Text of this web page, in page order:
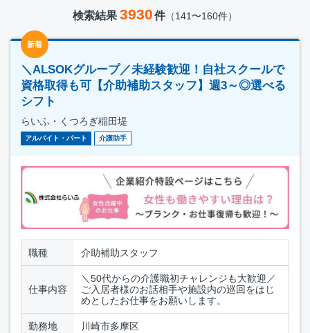
検索結果 3930件（141〜160件）
新着
＼ALSOKグループ／未経験歓迎！自社スクールで
資格取得も可【介助補助スタッフ】週3～◎選べる
シフト
らいふ・くつろぎ稲田堤
アルバイト・パート 介護助手
職種 介助補助スタッフ
仕事内容
＼50代からの介護職初チャレンジも大歓迎／
ご入居者様のお話相手や施設内の巡回をはじ
めとしたお仕事をお願いします。
勤務地 川崎市多摩区